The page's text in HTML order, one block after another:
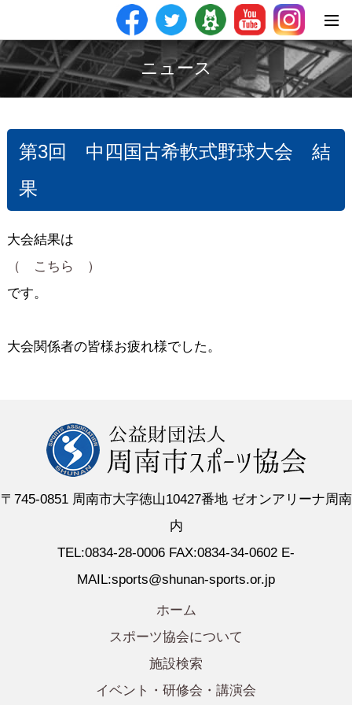
ニュース
第3回 中四国古希軟式野球大会 結
果
大会結果は
（ こちら ）
です。
大会関係者の皆様お疲れ様でした。
〒745-0851 周南市大字徳山10427番地 ゼオンアリーナ周南
内
TEL:0834-28-0006 FAX:0834-34-0602 E-
MAIL:sports@shunan-sports.or.jp
ホーム
スポーツ協会について
施設検索
イベント・研修会・講演会